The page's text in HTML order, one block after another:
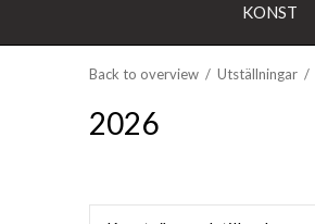
KONST
Back to overview Utställningar
2026